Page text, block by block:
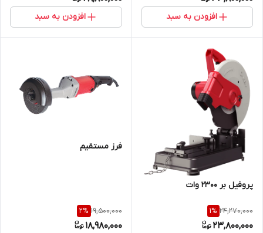
افزودن به سبد افزودن به سبد
پروفیل بر 2300 وات
24,270,000
1%
23,800,000
فرز مستقیم
19,500,000
2%
18,980,000